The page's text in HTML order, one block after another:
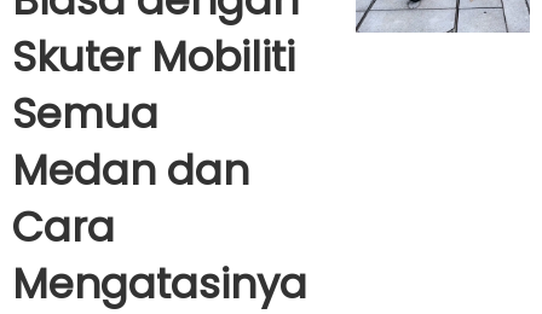
Skuter Mobiliti
Semua
Medan dan
Cara
Mengatasinya